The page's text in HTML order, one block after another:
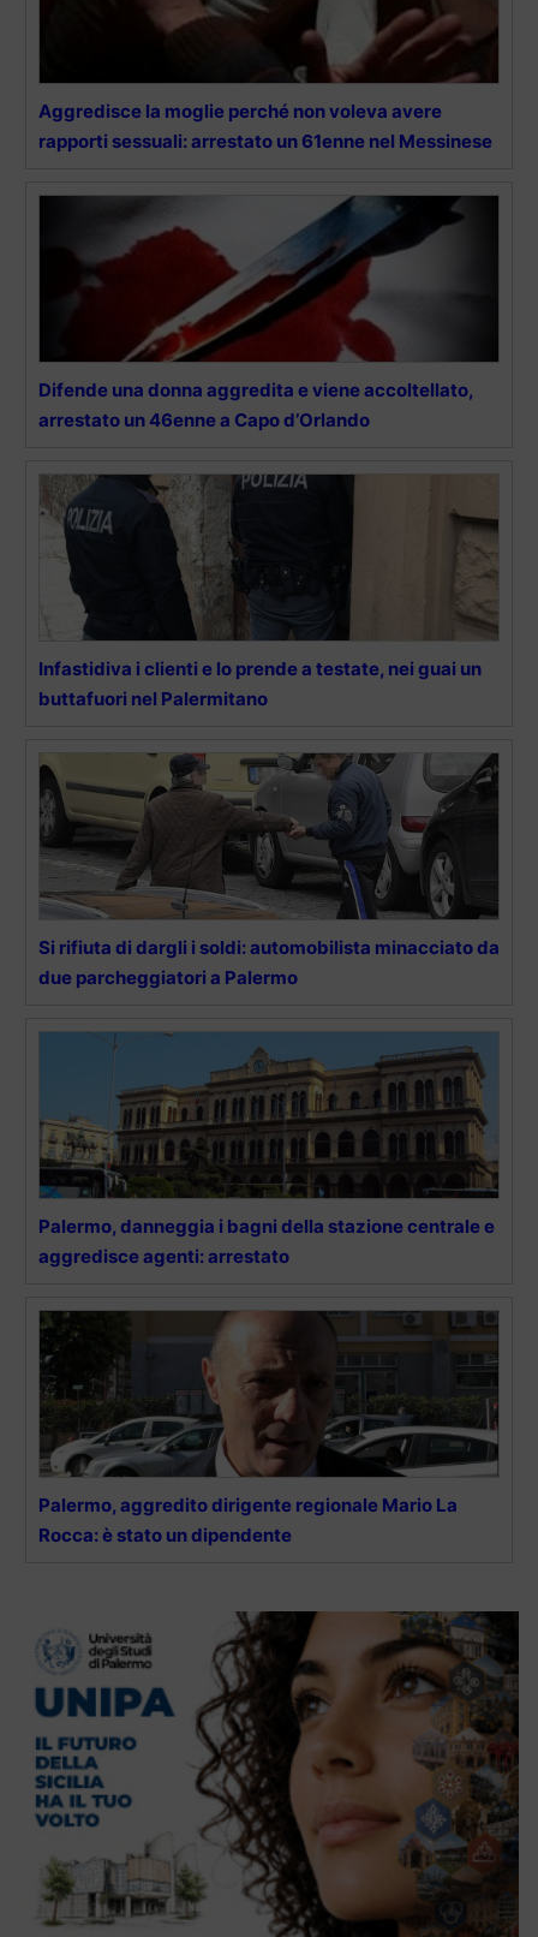
Aggredisce la moglie perché non voleva avere
rapporti sessuali: arrestato un 61enne nel Messinese
Difende una donna aggredita e viene accoltellato,
arrestato un 46enne a Capo d’Orlando
Infastidiva i clienti e lo prende a testate, nei guai un
buttafuori nel Palermitano
Si rifiuta di dargli i soldi: automobilista minacciato da
due parcheggiatori a Palermo
Palermo, danneggia i bagni della stazione centrale e
aggredisce agenti: arrestato
Palermo, aggredito dirigente regionale Mario La
Rocca: è stato un dipendente